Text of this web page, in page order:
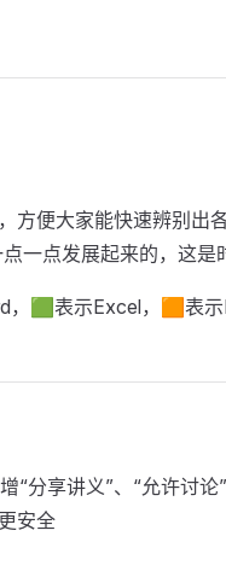
方便大家能快速辨别出
一点发展起来的，这是
🟩表示Excel，🟧表示
“分享讲义”、“允许讨
安全